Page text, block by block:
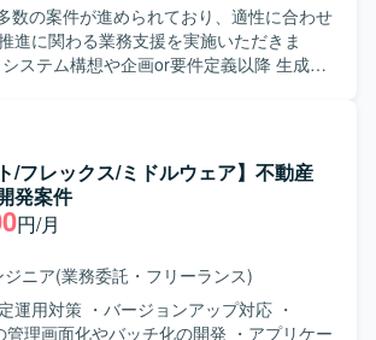
数の案件が進められており、適性に合わせ
進に関わる業務支援を実施いただきま
ステム構想や企画or要件定義以降 生成AI
/フレックス/ミドルウェア】不動産
発案件
円/月
ニア(業務委託・フリーランス)
運用対策 ・バージョンアップ対応 ・
管理画面化やバッチ化の開発 ・アプリケー